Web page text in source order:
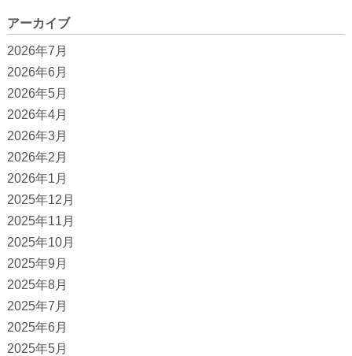
アーカイブ
2026年7月
2026年6月
2026年5月
2026年4月
2026年3月
2026年2月
2026年1月
2025年12月
2025年11月
2025年10月
2025年9月
2025年8月
2025年7月
2025年6月
2025年5月